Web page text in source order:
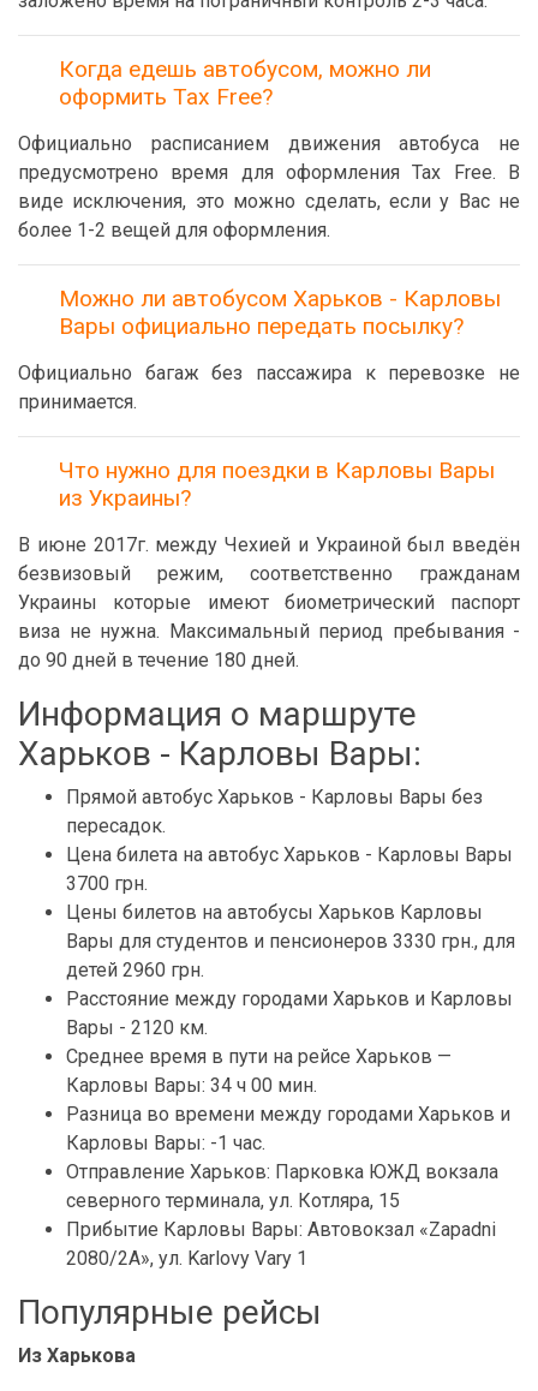
Когда едешь автобусом, можно ли
оформить Tax Free?
Официально расписанием движения автобуса не
предусмотрено время для оформления Tax Free. В
виде исключения, это можно сделать, если у Вас не
более 1-2 вещей для оформления.
Можно ли автобусом Харьков - Карловы
Вары официально передать посылку?
Официально багаж без пассажира к перевозке не
принимается.
Что нужно для поездки в Карловы Вары
из Украины?
В июне 2017г. между Чехией и Украиной был введён
безвизовый режим, соответственно гражданам
Украины которые имеют биометрический паспорт
виза не нужна. Максимальный период пребывания -
до 90 дней в течение 180 дней.
Информация о маршруте
Харьков - Карловы Вары:
Прямой автобус Харьков - Карловы Вары без
пересадок.
Цена билета на автобус Харьков - Карловы Вары
3700 грн.
Цены билетов на автобусы Харьков Карловы
Вары для студентов и пенсионеров 3330 грн., для
детей 2960 грн.
Расстояние между городами Харьков и Карловы
Вары - 2120 км.
Среднее время в пути на рейсе Харьков —
Карловы Вары: 34 ч 00 мин.
Разница во времени между городами Харьков и
Карловы Вары: -1 час.
Отправление Харьков: Парковка ЮЖД вокзала
северного терминала, ул. Котляра, 15
Прибытие Карловы Вары: Автовокзал «Zapadni
2080/2A», ул. Karlovy Vary 1
Популярные рейсы
Из Харькова